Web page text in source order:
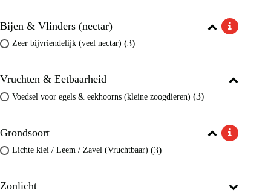
Bijen & Vlinders (nectar)
Zeer bijvriendelijk (veel nectar) (3)
Vruchten & Eetbaarheid
Voedsel voor egels & eekhoorns (kleine zoogdieren) (3)
Grondsoort
Lichte klei / Leem / Zavel (Vruchtbaar) (3)
Zonlicht